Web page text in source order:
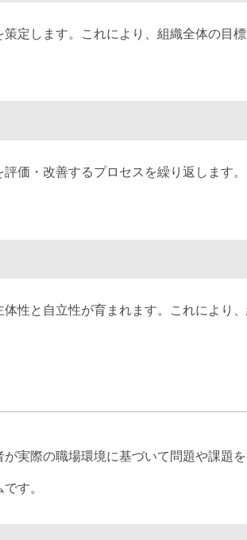
定します。これにより、組織全体の目
価・改善するプロセスを繰り返します
性と自立性が育まれます。これにより
実際の職場環境に基づいて問題や課題
す。